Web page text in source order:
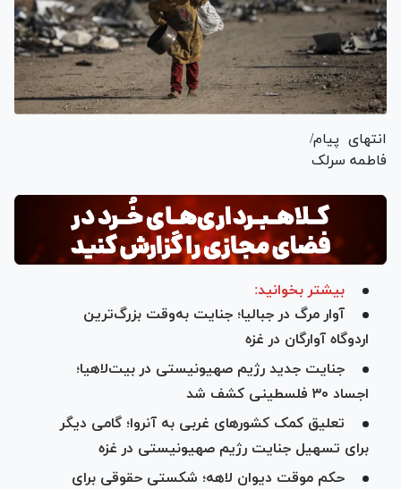
انتهای پیام/
فاطمه سرلک
بیشتر بخوانید:
آوار مرگ در جبالیا؛ جنایت به‌وقت بزرگ‌ترین
اردوگاه آوارگان در غزه
جنایت جدید رژیم صهیونیستی در بیت‌لاهیا؛
اجساد ۳۰ فلسطینی کشف شد
تعلیق کمک کشورهای غربی به آنروا؛ گامی دیگر
برای تسهیل جنایت رژیم صهیونیستی در غزه
حکم موقت دیوان لاهه؛ شکستی حقوقی برای